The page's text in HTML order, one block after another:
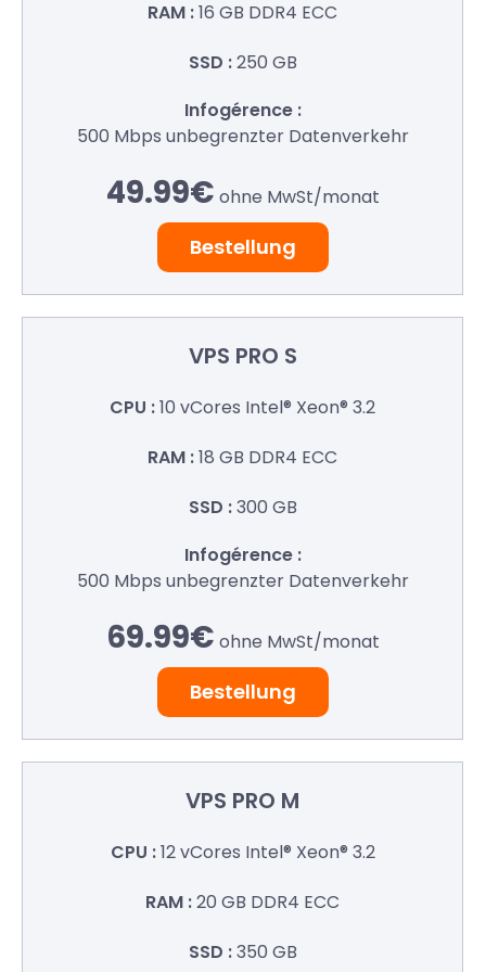
16 GB DDR4 ECC
250 GB
500 Mbps unbegrenzter Datenverkehr
49.99€ ohne MwSt/monat
Bestellung
VPS PRO S
10 vCores Intel® Xeon® 3.2
18 GB DDR4 ECC
300 GB
500 Mbps unbegrenzter Datenverkehr
69.99€ ohne MwSt/monat
Bestellung
VPS PRO M
12 vCores Intel® Xeon® 3.2
20 GB DDR4 ECC
350 GB